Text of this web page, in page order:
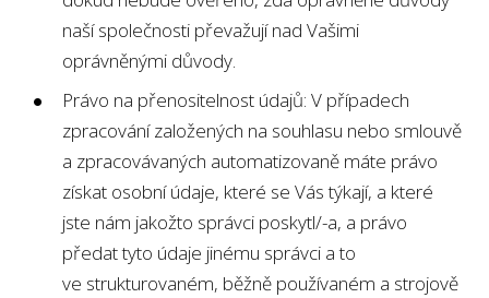
naší společnosti převažují nad Vašimi
oprávněnými důvody.
Právo na přenositelnost údajů: V případech
zpracování založených na souhlasu nebo smlouvě
a zpracovávaných automatizovaně máte právo
získat osobní údaje, které se Vás týkají, a které
jste nám jakožto správci poskytl/-a, a právo
předat tyto údaje jinému správci a to
ve strukturovaném, běžně používaném a strojově